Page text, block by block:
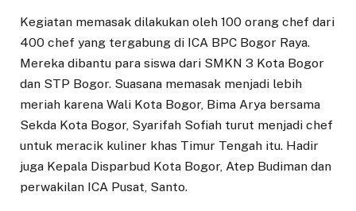
Kegiatan memasak dilakukan oleh 100 orang chef dari
400 chef yang tergabung di ICA BPC Bogor Raya.
Mereka dibantu para siswa dari SMKN 3 Kota Bogor
dan STP Bogor. Suasana memasak menjadi lebih
meriah karena Wali Kota Bogor, Bima Arya bersama
Sekda Kota Bogor, Syarifah Sofiah turut menjadi chef
untuk meracik kuliner khas Timur Tengah itu. Hadir
juga Kepala Disparbud Kota Bogor, Atep Budiman dan
perwakilan ICA Pusat, Santo.